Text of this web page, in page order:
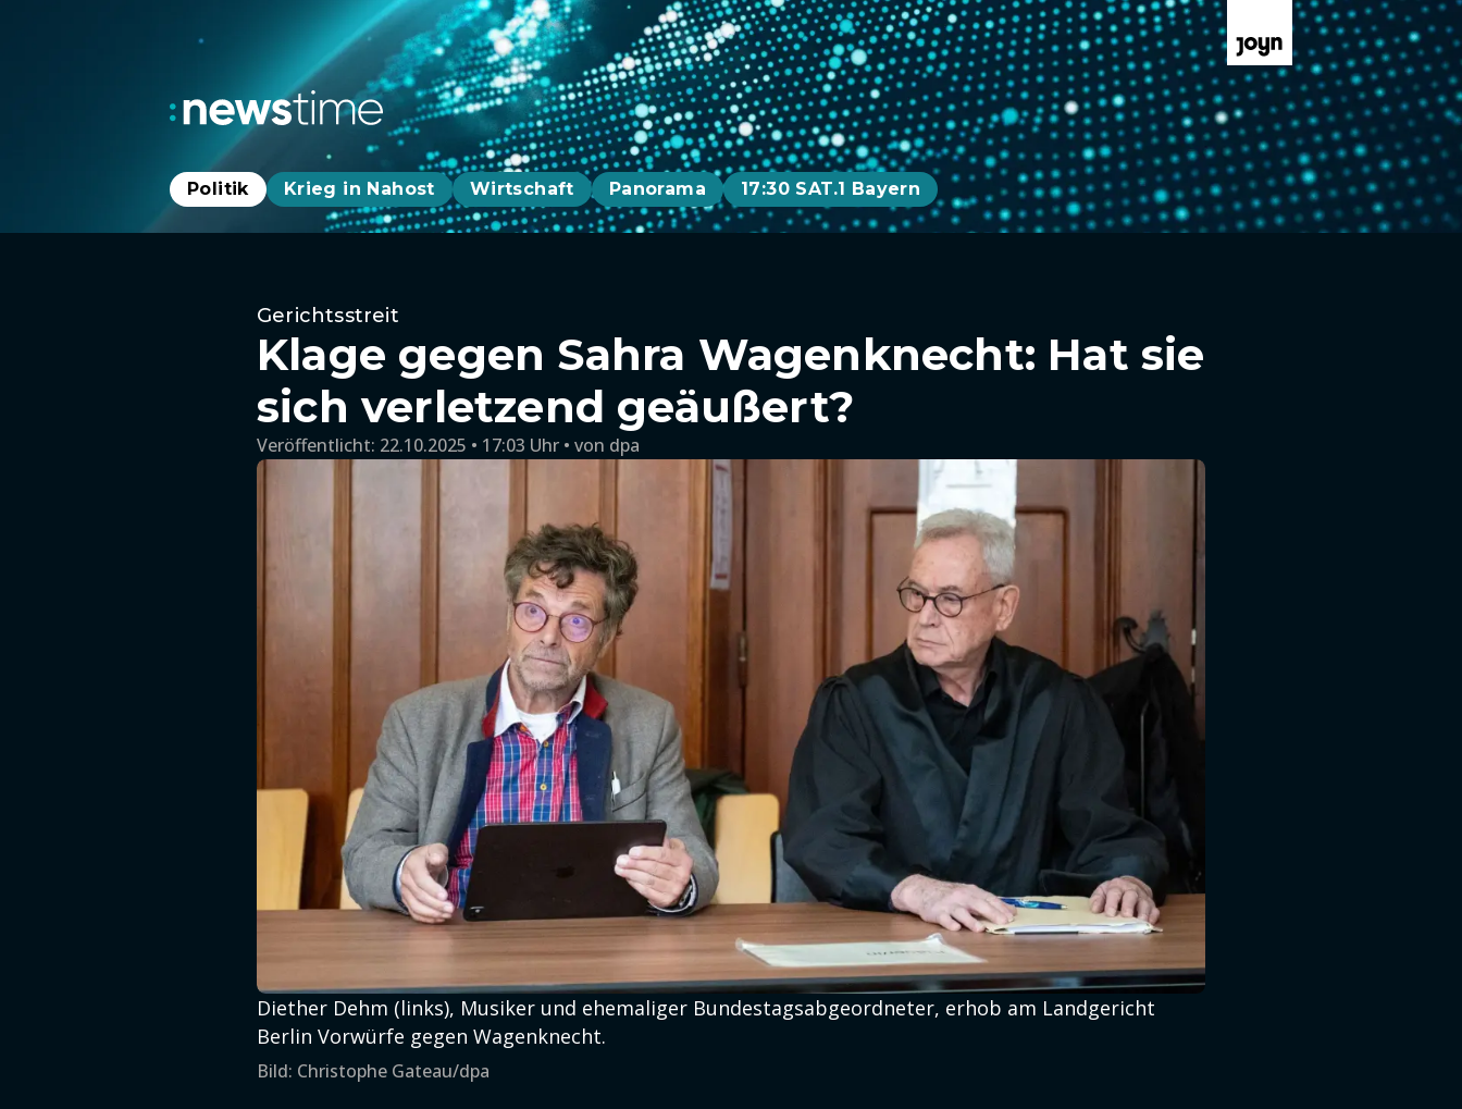
Politik Krieg in Nahost Wirtschaft Panorama 17:30 SAT.1 Bayern
Gerichtsstreit
Klage gegen Sahra Wagenknecht: Hat sie
sich verletzend geäußert?
Veröffentlicht: 22.10.2025 • 17:03 Uhr von dpa
Diether Dehm (links), Musiker und ehemaliger Bundestagsabgeordneter, erhob am Landgericht
Berlin Vorwürfe gegen Wagenknecht.
Bild: Christophe Gateau/dpa